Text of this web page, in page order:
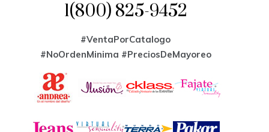
1(800) 825-9452
#VentaPorCatalogo
#NoOrdenMinima #PreciosDeMayoreo